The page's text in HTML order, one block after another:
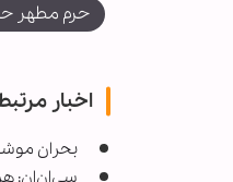
حرم
اخبار
بحران